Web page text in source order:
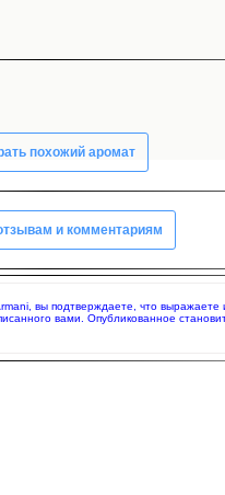
похожий аромат
и комментариям
вы подтверждаете, что
вами. Опубликованное